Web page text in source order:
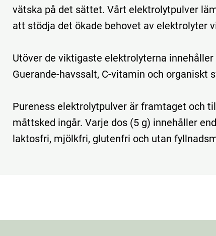
vätska på det sättet. Vårt elektrolytpulver
att stödja det ökade behovet av elektrolyter
Utöver de viktigaste elektrolyterna
Guerande-havssalt, C-vitamin och organiskt
Pureness elektrolytpulver är framtaget och
måttsked ingår. Varje dos (5 g) innehåller
laktosfri, mjölkfri, glutenfri och utan